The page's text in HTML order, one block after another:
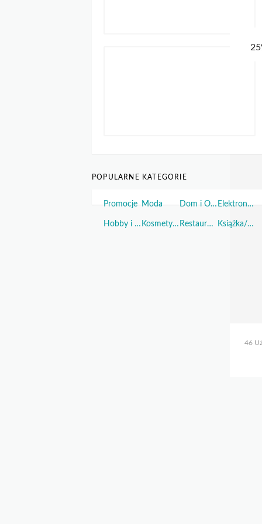
46
POPULARNE KATEGORIE
Promocje Moda Dom i Ogród Elektronika
Hobby i Sport Kosmetyki i Perfumy Restauracje i Żywność Książka/Muzyka/Film